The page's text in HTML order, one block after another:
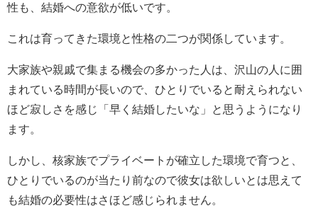
性も、結婚への意欲が低いです。
これは育ってきた環境と性格の二つが関係しています。
大家族や親戚で集まる機会の多かった人は、沢山の人に囲
まれている時間が長いので、ひとりでいると耐えられない
ほど寂しさを感じ「早く結婚したいな」と思うようになり
ます。
しかし、核家族でプライベートが確立した環境で育つと、
ひとりでいるのが当たり前なので彼女は欲しいとは思えて
も結婚の必要性はさほど感じられません。